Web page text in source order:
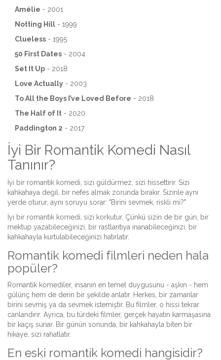
Amélie - 2001
Notting Hill - 1999
Clueless - 1995
50 First Dates - 2004
Set It Up - 2018
Love Actually - 2003
To All the Boys I’ve Loved Before - 2018
The Half of It - 2020
Paddington 2 - 2017
İyi Bir Romantik Komedi Nasıl
Tanınır?
İyi bir romantik komedi, sizi güldürmez, sizi hissettirir. Sizi
kahkahaya değil, bir nefes almak zorunda bırakır. Sizinle aynı
yerde oturur, aynı soruyu sorar: "Birini sevmek, riskli mi?"
İyi bir romantik komedi, sizi korkutur. Çünkü sizin de bir gün, bir
mektup yazabileceğinizi, bir rastlantıya inanabileceğinizi, bir
kahkahayla kurtulabileceğinizi hatırlatır.
Romantik komedi filmleri neden hala
popüler?
Romantik komediler, insanın en temel duygusunu - aşkın - hem
gülünç hem de derin bir şekilde anlatır. Herkes, bir zamanlar
birini sevmiş ya da sevmek istemiştir. Bu filmler, o hissi tekrar
canlandırır. Ayrıca, bu türdeki filmler, gerçek hayatın karmaşasına
bir kaçış sunar. Bir günün sonunda, bir kahkahayla biten bir
hikaye, sizi rahatlatır.
En eski romantik komedi hangisidir?